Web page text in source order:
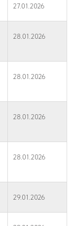
27.01.2026
28.01.2026
28.01.2026
28.01.2026
28.01.2026
29.01.2026